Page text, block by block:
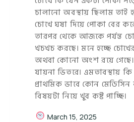
চালানো অবস্থায় ছিলাম তাই
চোখে ঘষা দিয়ে পোকা বের
তারপর থেকে আজকে পর্যন্ত
খচখচ করছে। মনে হচ্ছে
অথবা কোনো অংশ রয়ে গেছে।
যায়না ভিতরে। এমতাবস্থায়
প্রাথমিক ভাবে কোন
বিষয়টা নিয়ে খুব কষ্ট পাচ্ছি।
March 15, 2025